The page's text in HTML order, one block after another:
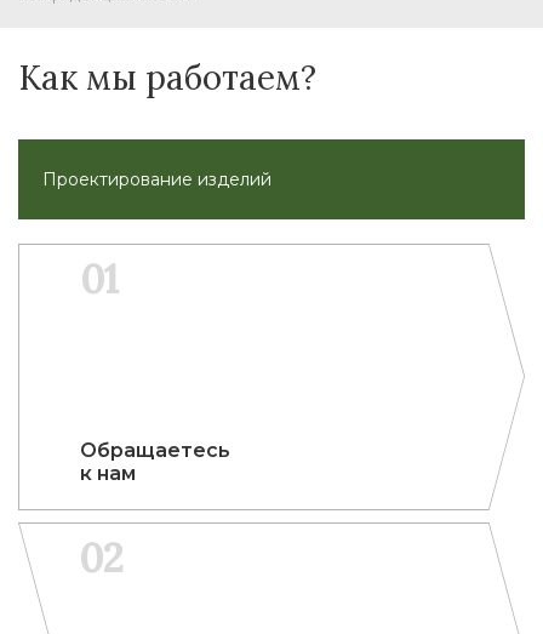
Как мы работаем?
Проектирование изделий
01
Обраща­етесь
к нам
02